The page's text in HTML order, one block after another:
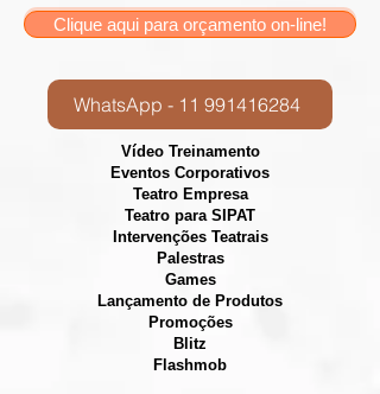
Clique aqui para orçamento on-line!
WhatsApp - 11 991416284
Vídeo Treinamento
Eventos Corporativos
​Teatro Empresa
Teatro para SIPAT
Intervenções Teatrais
Palestras
Games
Lançamento de Produtos
Promoções
Blitz
Flashmob